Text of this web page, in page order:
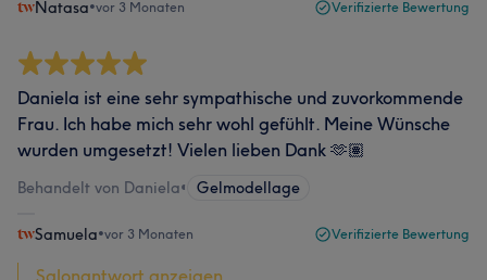
Natasa•vor 3 Monaten Verifizierte Bewertung
Daniela ist eine sehr sympathische und zuvorkommende
Frau. Ich habe mich sehr wohl gefühlt. Meine Wünsche
wurden umgesetzt! Vielen lieben Dank 🫶🏽
Behandelt von Daniela• Gelmodellage
Samuela•vor 3 Monaten Verifizierte Bewertung
Salonantwort anzeigen